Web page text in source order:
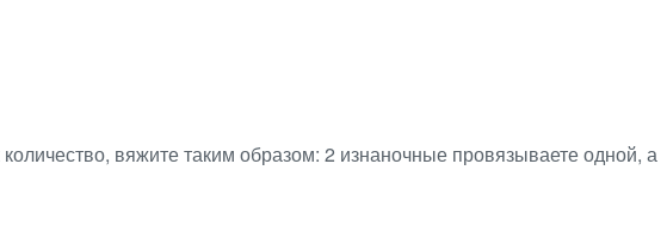
вяжите таким образом: 2 изнаночные провязываете одной, а